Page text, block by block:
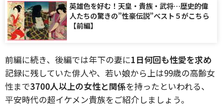
英雄色を好む！天皇・貴族・武将…歴史的偉
人たちの驚きの”性豪伝説”べスト５がこちら
【前編】
前編に続き、後編では年下の妻に1日何回も性愛を求め
記録に残していた俳人や、若い娘から上は99歳の高齢女
性まで3700人以上の女性と関係を持ったといわれる、
平安時代の超イケメン貴族をご紹介しましょう。